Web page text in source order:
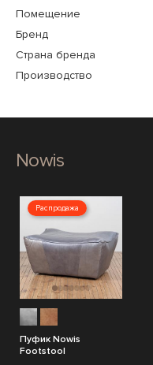
Помещение
Бренд
Страна бренда
Производство
Nowis
Распродажа
Пуфик Nowis
Footstool